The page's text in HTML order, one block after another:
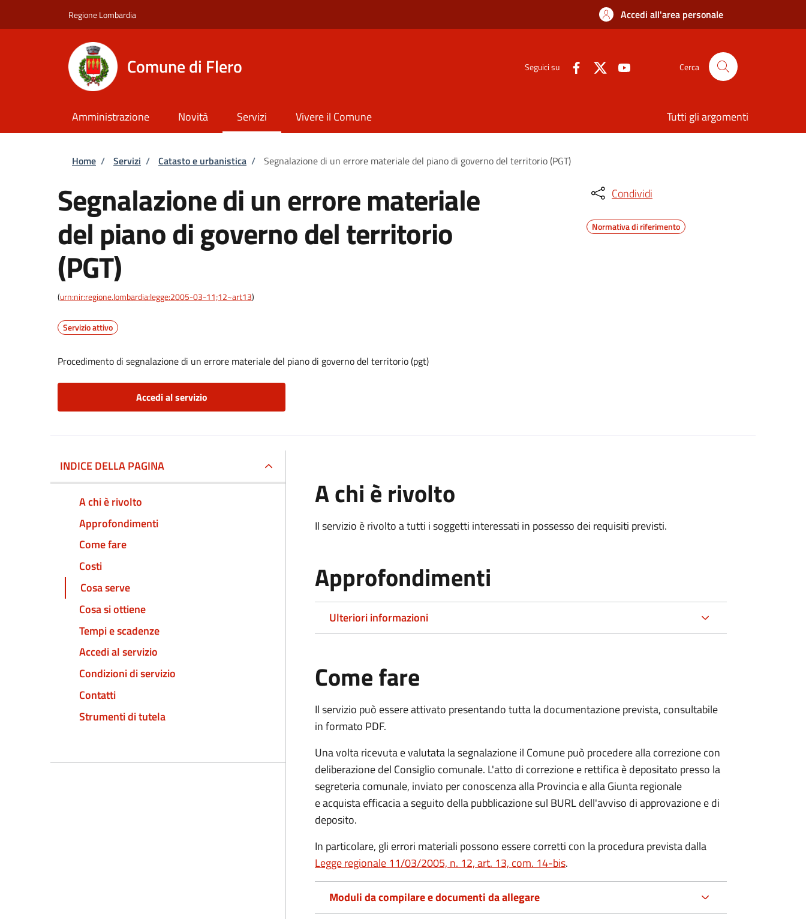
Regione Lombardia Accedi all'area personale
Comune di Flero Seguici su Cerca
Amministrazione Novità Servizi Vivere il Comune Tutti gli argomenti
Briciole di pane
Home / Servizi / Catasto e urbanistica / Segnalazione di un errore materiale del piano di governo del territorio (PGT)
Segnalazione di un errore materiale
del piano di governo del territorio
(PGT)
(urn:nir:regione.lombardia:legge:2005-03-11;12~art13)
Servizio attivo
Procedimento di segnalazione di un errore materiale del piano di governo del territorio (pgt)
Accedi al servizio
Condividi
Normativa di riferimento
INDICE DELLA PAGINA
A chi è rivolto
Approfondimenti
Come fare
Costi
Cosa serve
Cosa si ottiene
Tempi e scadenze
Accedi al servizio
Condizioni di servizio
Contatti
Strumenti di tutela
A chi è rivolto
Il servizio è rivolto a tutti i soggetti interessati in possesso dei requisiti previsti.
Approfondimenti
Ulteriori informazioni
Come fare
Il servizio può essere attivato presentando tutta la documentazione prevista, consultabile
in formato PDF.
Una volta ricevuta e valutata la segnalazione il Comune può procedere alla correzione con
deliberazione del Consiglio comunale. L'atto di correzione e rettifica è depositato presso la
segreteria comunale, inviato per conoscenza alla Provincia e alla Giunta regionale
e acquista efficacia a seguito della pubblicazione sul BURL dell'avviso di approvazione e di
deposito.
In particolare, gli errori materiali possono essere corretti con la procedura prevista dalla
Legge regionale 11/03/2005, n. 12, art. 13, com. 14-bis.
Moduli da compilare e documenti da allegare